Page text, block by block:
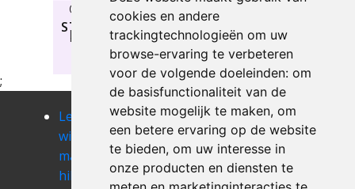
cookies en andere
trackingtechnologieën om uw
browse-ervaring te verbeteren
voor de volgende doeleinden: om
de basisfunctionaliteit van de
website mogelijk te maken, om
een betere ervaring op de website
te bieden, om uw interesse in
onze producten en diensten te
optimaal van dienst te
kunnen zijn, Heusden.
STUREN
;
Leegmaken
winkel of
magazij
hillegem
Leegmaken
winkel of
magazij
hofstade
Leegmaken
winkel of
magazij
horebeke